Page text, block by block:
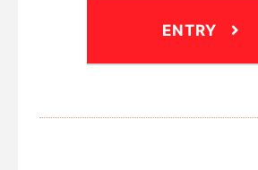
ENTRY